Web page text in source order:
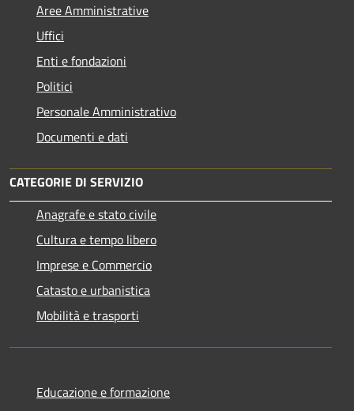
Aree Amministrative
Uffici
Enti e fondazioni
Politici
Personale Amministrativo
Documenti e dati
CATEGORIE DI SERVIZIO
Anagrafe e stato civile
Cultura e tempo libero
Imprese e Commercio
Catasto e urbanistica
Mobilità e trasporti
Educazione e formazione